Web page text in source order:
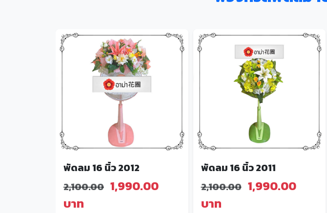
พัดลม 16 นิ้ว 2012
2,100.00 1,990.00
บาท
พัดลม 16 นิ้ว 2011
2,100.00 1,990.00
บาท